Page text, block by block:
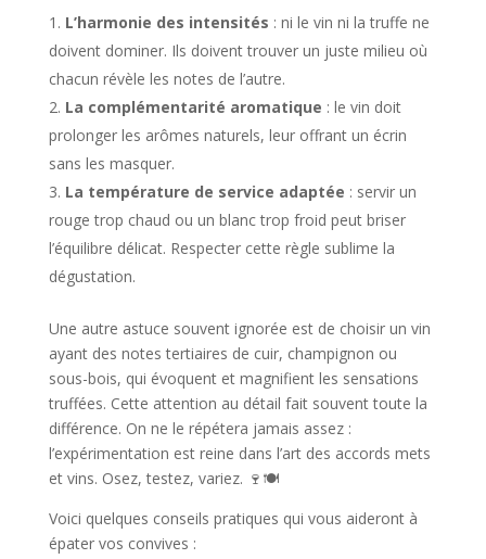
L’harmonie des intensités : ni le vin ni la truffe ne
doivent dominer. Ils doivent trouver un juste milieu où
chacun révèle les notes de l’autre.
La complémentarité aromatique : le vin doit
prolonger les arômes naturels, leur offrant un écrin
sans les masquer.
La température de service adaptée : servir un
rouge trop chaud ou un blanc trop froid peut briser
l’équilibre délicat. Respecter cette règle sublime la
dégustation.
Une autre astuce souvent ignorée est de choisir un vin
ayant des notes tertiaires de cuir, champignon ou
sous-bois, qui évoquent et magnifient les sensations
truffées. Cette attention au détail fait souvent toute la
différence. On ne le répétera jamais assez :
l’expérimentation est reine dans l’art des accords mets
et vins. Osez, testez, variez. 🍷🍽️
Voici quelques conseils pratiques qui vous aideront à
épater vos convives :